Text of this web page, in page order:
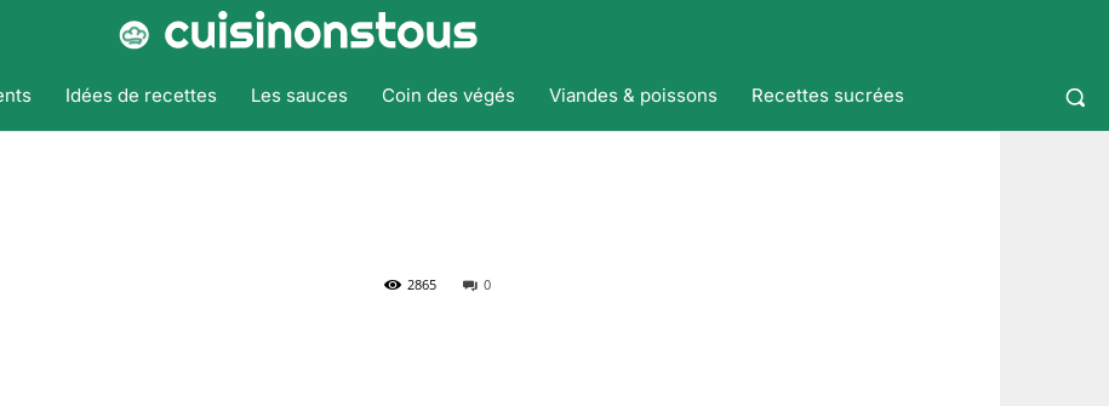
Idées de recettes Les sauces Coin des végés Viandes & poissons Recettes sucrées
0
2865